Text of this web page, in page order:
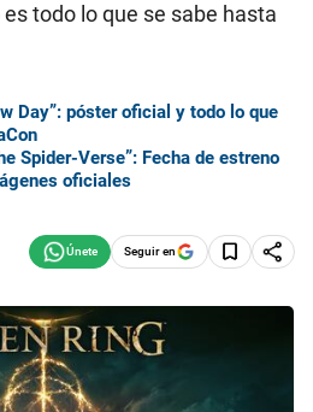
todo lo que se sabe hasta
Day”: póster oficial y todo lo que
Spider-Verse”: Fecha de estreno
oficiales
Seguir en